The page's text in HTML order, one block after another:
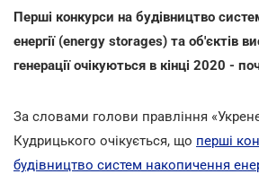
Перші конкурси на будівництво
енергії (energy storages) та об'єктів
генерації очікуються в кінці 2020 -
За словами голови правління
Кудрицького очікується, що перші
будівництво систем накопичення